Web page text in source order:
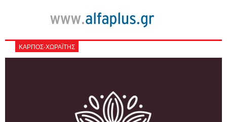
ΚΑΡΠΟΣ-ΧΩΡΑΪΤΗΣ